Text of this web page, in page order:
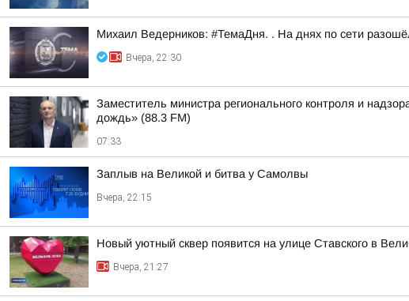
Михаил Ведерников: #ТемаДня. . На днях по сети
Вчера, 22:30
Заместитель министра регионального контроля и
дождь» (88.3 FM)
07:33
Заплыв на Великой и битва у Самолвы
Вчера, 22:15
Новый уютный сквер появится на улице Ставского в
Вчера, 21:27